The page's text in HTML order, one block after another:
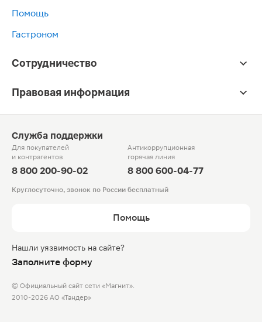
Помощь
Гастроном
Сотрудничество
Правовая информация
Служба поддержки
Для покупателей
и контрагентов
8 800 200-90-02
Антикоррупционная
горячая линия
8 800 600-04-77
Круглосуточно, звонок по России бесплатный
Помощь
Нашли уязвимость на сайте?
Заполните форму
© Официальный сайт сети «Магнит».
2010-2026 АО «Тандер»